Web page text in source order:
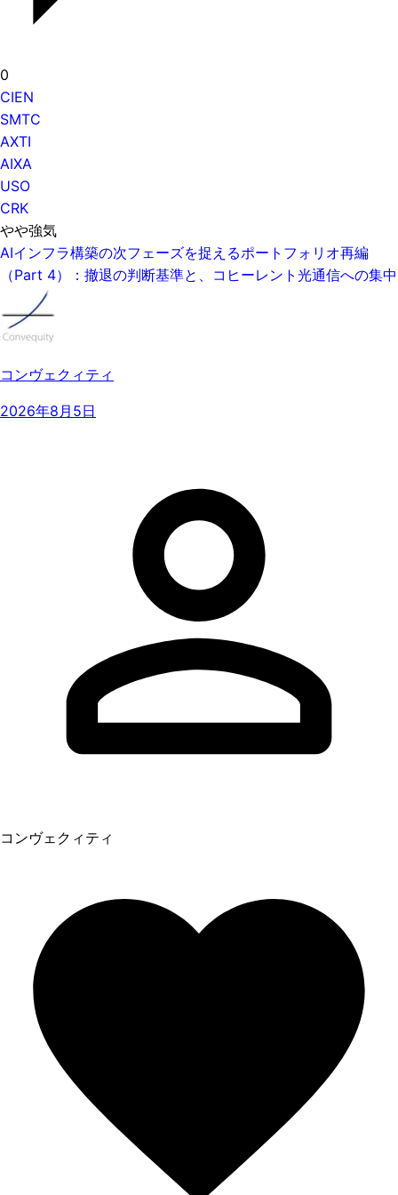
0
CIEN
SMTC
AXTI
AIXA
USO
CRK
やや強気
AIインフラ構築の次フェーズを捉えるポートフォリオ再編
（Part 4）：撤退の判断基準と、コヒーレント光通信への集中
コンヴェクィティ
2026年8月5日
コンヴェクィティ